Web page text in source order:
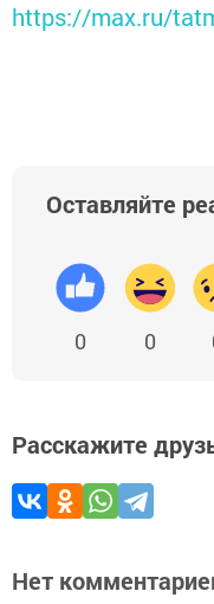
https://max.ru/
Оставляйте
0 0
Расскажите
Нет